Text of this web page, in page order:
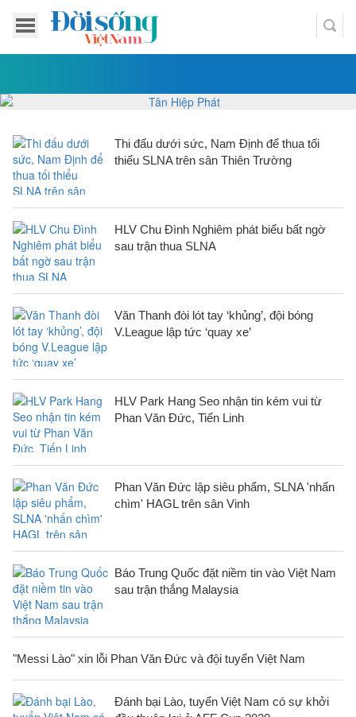
Thi đấu dưới sức, Nam Định để thua tối
thiểu SLNA trên sân Thiên Trường
HLV Chu Đình Nghiêm phát biểu bất ngờ
sau trận thua SLNA
Văn Thanh đòi lót tay ‘khủng’, đội bóng
V.League lập tức ‘quay xe’
HLV Park Hang Seo nhận tin kém vui từ
Phan Văn Đức, Tiến Linh
Phan Văn Đức lập siêu phẩm, SLNA 'nhấn
chìm' HAGL trên sân Vinh
Báo Trung Quốc đặt niềm tin vào Việt Nam
sau trận thắng Malaysia
"Messi Lào" xin lỗi Phan Văn Đức và đội tuyển Việt Nam
Đánh bại Lào, tuyển Việt Nam có sự khởi